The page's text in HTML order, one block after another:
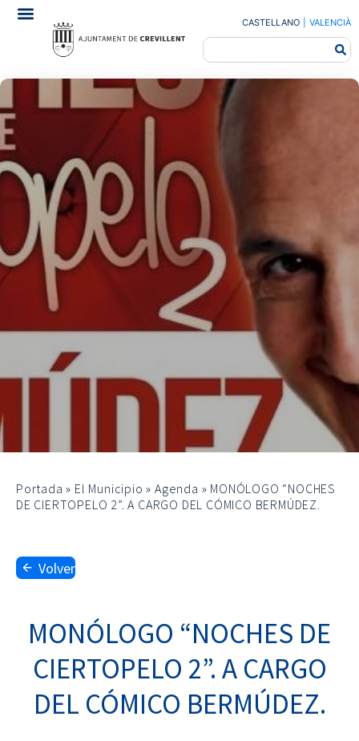
CASTELLANO VALENCIÀ
Portada » El Municipio »Agenda » MONÓLOGO “NOCHES
DE CIERTOPELO 2”. A CARGO DEL CÓMICO BERMÚDEZ.
Volver
MONÓLOGO “NOCHES DE
CIERTOPELO 2”. A CARGO
DEL CÓMICO BERMÚDEZ.